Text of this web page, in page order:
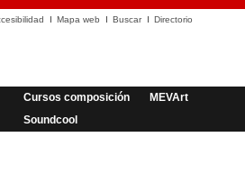
Mapa web Buscar Directorio
Cursos composición MEVArt
Soundcool